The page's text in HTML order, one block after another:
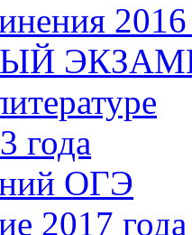
года
ОГЭ
2017 года